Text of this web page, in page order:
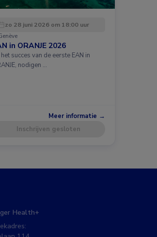
zo 28 juni 2026 om 18:00 uur
in ORANJE 2026
het succes van de eerste EAN in
nodigen …
Meer informatie →
Inschrijven gesloten
Health+